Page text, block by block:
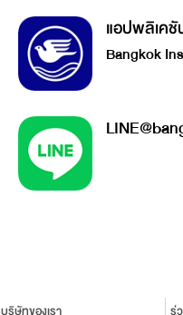
แอปพลิเคชั
Bangkok